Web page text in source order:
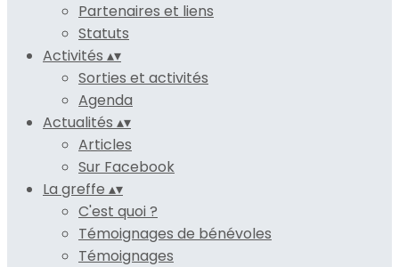
Partenaires et liens
Statuts
Activités ▴▾
Sorties et activités
Agenda
Actualités ▴▾
Articles
Sur Facebook
La greffe ▴▾
C'est quoi ?
Témoignages de bénévoles
Témoignages